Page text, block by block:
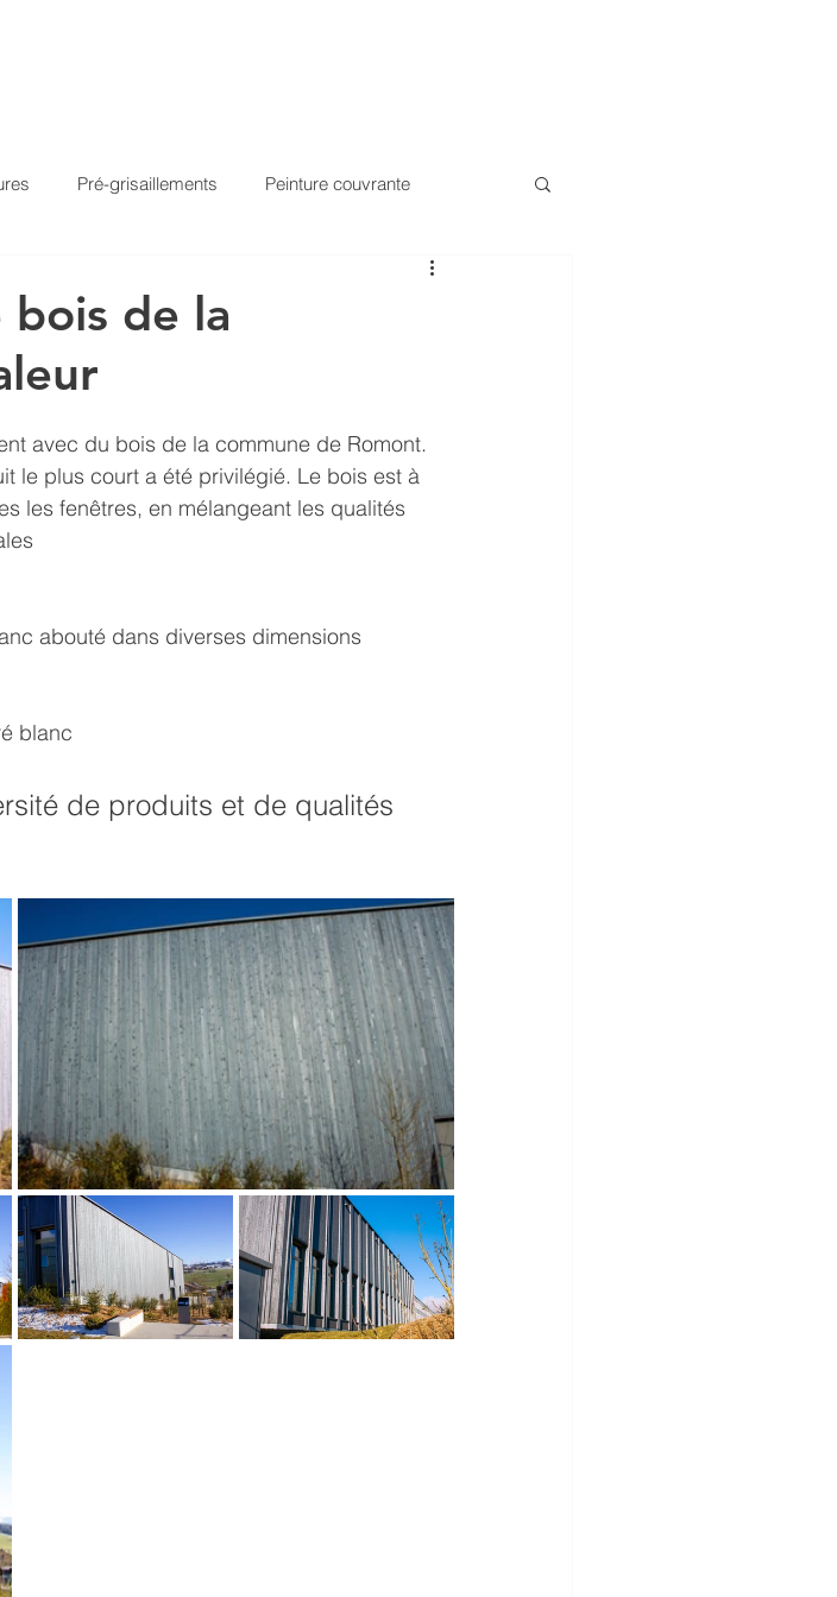
Pré-grisaillements Peinture couvrante
Aquadecks nacré
Silverwood Pullex Silverwood Keim Farben
bois de la
avec du bois de la commune de Romont.
le plus court a été privilégié. Le bois est à
les fenêtres, en mélangeant les qualités
abouté dans diverses dimensions
blanc
de produits et de qualités